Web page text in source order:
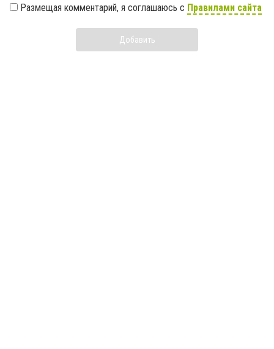
Размещая комментарий, я соглашаюсь с Правилами сайта
Добавить